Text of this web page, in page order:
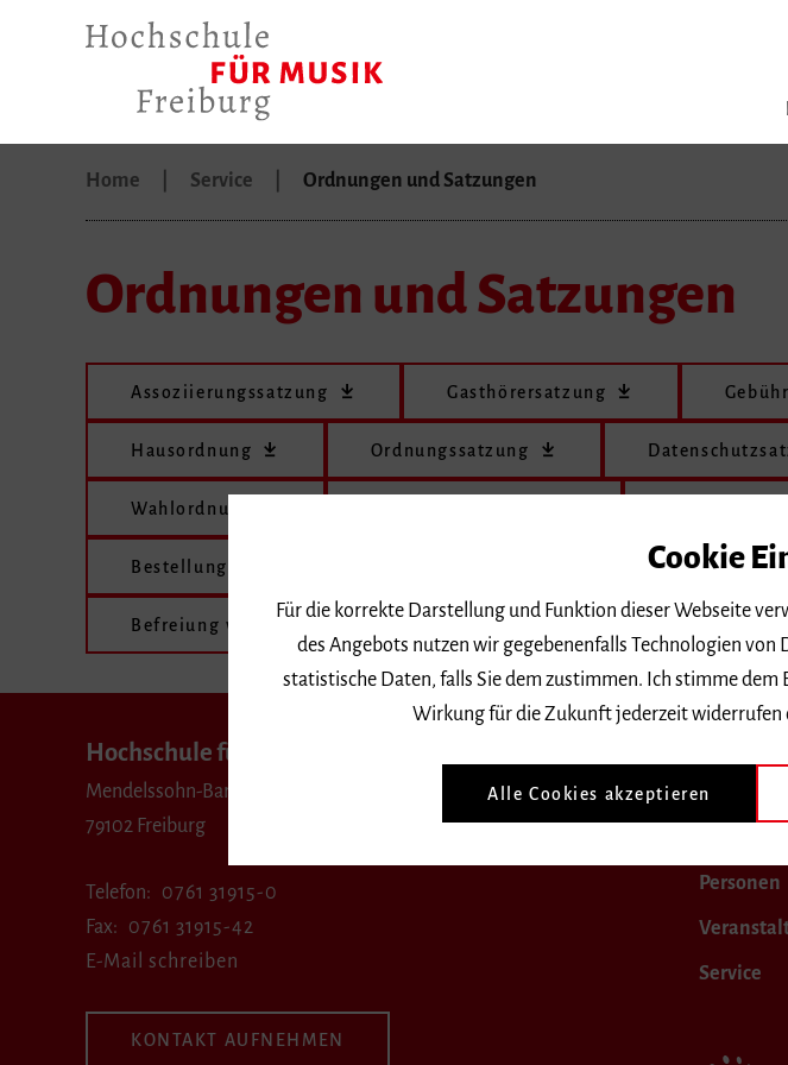
Home Service Ordnungen und Satzungen
Ordnungen und Satzungen
Assoziierungssatzung Gasthörersatzung
Hausordnung Ordnungssatzung
Wahlordnung
Bestellung Ansprechperson sexuelle Belästigung
Befreiung von Studiengebühren
Hochschule für Musik Freiburg
Mendelssohn-Bartholdy-Platz 1
79102 Freiburg
Telefon
0761 31915-0
Fax
0761 31915-42
E-Mail schreiben
KONTAKT AUFNEHMEN
Studium
Personen
Service
Cookie
Für die korrekte Darstellung und Funktion dieser Webseite
des Angebots nutzen wir gegebenenfalls Technologien
statistische Daten, falls Sie dem zustimmen. Ich stimme
Wirkung für die Zukunft jederzeit widerrufen
Alle Cookies akzeptieren